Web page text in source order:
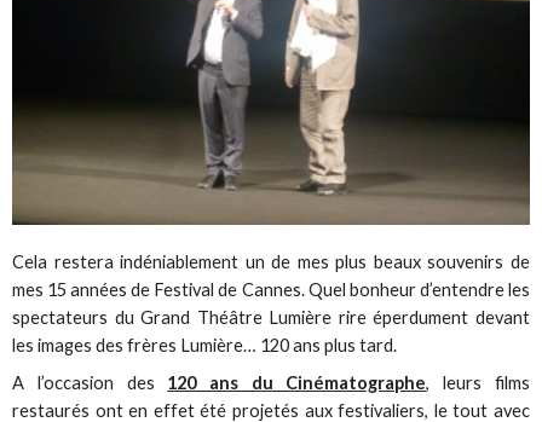
Cela restera indéniablement un de mes plus beaux souvenirs de
mes 15 années de Festival de Cannes. Quel bonheur d’entendre les
spectateurs du Grand Théâtre Lumière rire éperdument devant
les images des frères Lumière… 120 ans plus tard.
A l’occasion des 120 ans du Cinématographe, leurs films
restaurés ont en effet été projetés aux festivaliers, le tout avec